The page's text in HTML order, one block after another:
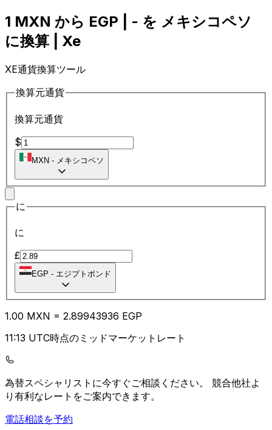
1 MXN から EGP | - を メキシコペソ
に換算 | Xe
XE通貨換算ツール
換算元通貨
換算元通貨
$
MXN - メキシコペソ
に
に
£
EGP - エジプトポンド
1.00 MXN = 2.89943936 EGP
11:13 UTC時点のミッドマーケットレート
為替スペシャリストに今すぐご相談ください。 競合他社よ
り有利なレートをご案内できます。
電話相談を予約